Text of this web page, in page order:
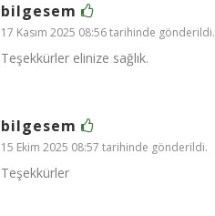
bilgesem
17 Kasım 2025 08:56 tarihinde gönderildi.
Teşekkürler elinize sağlık.
bilgesem
15 Ekim 2025 08:57 tarihinde gönderildi.
Teşekkürler